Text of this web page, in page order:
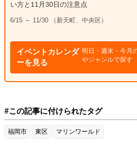
い方と11月30日の注意点
6/15 ～ 11/30 （新天町、中央区）
イベントカレンダ
ーを見る
明日・週末・今月
やジャンルで探す
#この記事に付けられたタグ
福岡市 東区 マリンワールド